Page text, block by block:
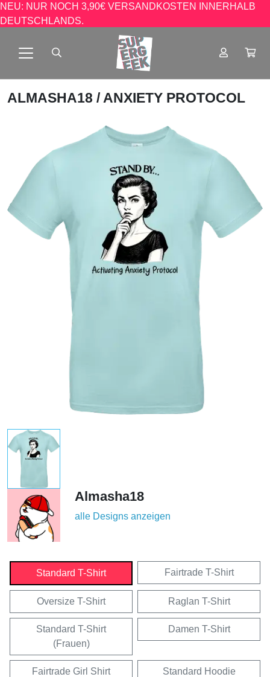
NEU: NUR NOCH 3,90€ VERSANDKOSTEN INNERHALB
DEUTSCHLANDS.
ALMASHA18 / ANXIETY PROTOCOL
Almasha18
alle Designs anzeigen
Standard T-Shirt Fairtrade T-Shirt
Oversize T-Shirt Raglan T-Shirt
Standard T-Shirt
(Frauen)
Damen T-Shirt
Fairtrade Girl Shirt Standard Hoodie